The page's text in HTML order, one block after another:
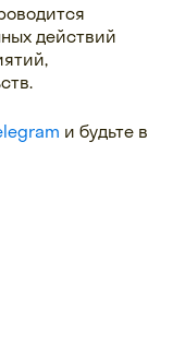
действий
и будьте в